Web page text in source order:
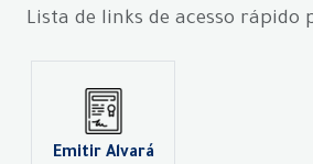
Lista de links de acesso rápido
Emitir Alvará